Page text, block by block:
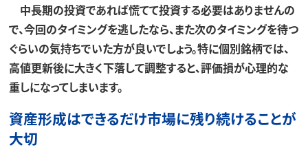
中長期の投資であれば慌てて投資する必要はありませんの
で、今回のタイミングを逃したなら、また次のタイミングを待つ
ぐらいの気持ちでいた方が良いでしょう。特に個別銘柄では、
高値更新後に大きく下落して調整すると、評価損が心理的な
重しになってしまいます。
資産形成はできるだけ市場に残り続けることが
大切